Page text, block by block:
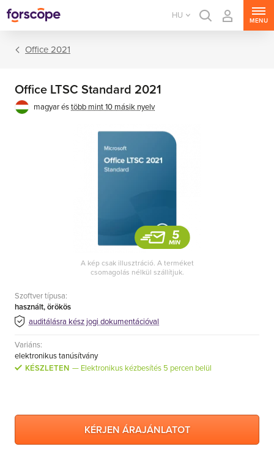
HU
MENU
Office 2021
Office LTSC Standard 2021
magyar éstöbb mint 10 másik nyelv
A kép csak illusztráció. A terméket
csomagolás nélkül szállítjuk.
Szoftver típusa:
használt, örökös
auditálásra kész jogi dokumentációval
Variáns:
elektronikus tanúsítvány
KÉSZLETEN
Elektronikus kézbesítés 5 percen belül
KÉRJEN ÁRAJÁNLATOT